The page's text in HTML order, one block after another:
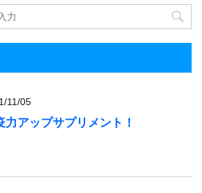
11/05
力アップサプリメント！